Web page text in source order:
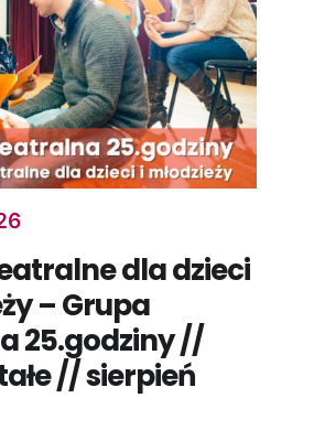
dla dzieci
– Grupa
25.godziny //
// sierpień